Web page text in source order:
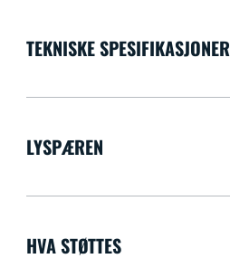
TEKNISKE SPESIFIKASJONER
LYSPÆREN
HVA STØTTES